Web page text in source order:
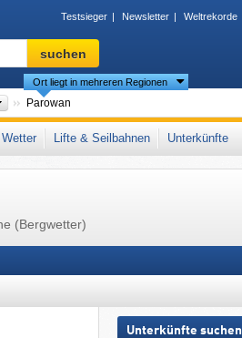
Testsieger Newsletter Weltrekorde
Skigebiet,
Region,
Begriffe
…
suchen
Bundesstaaten
Ort liegt in mehreren Regionen
Parowan
, Western United States
Wetter Lifte & Seilbahnen
Unterkünfte
(Bergwetter)
Unterkünfte suchen